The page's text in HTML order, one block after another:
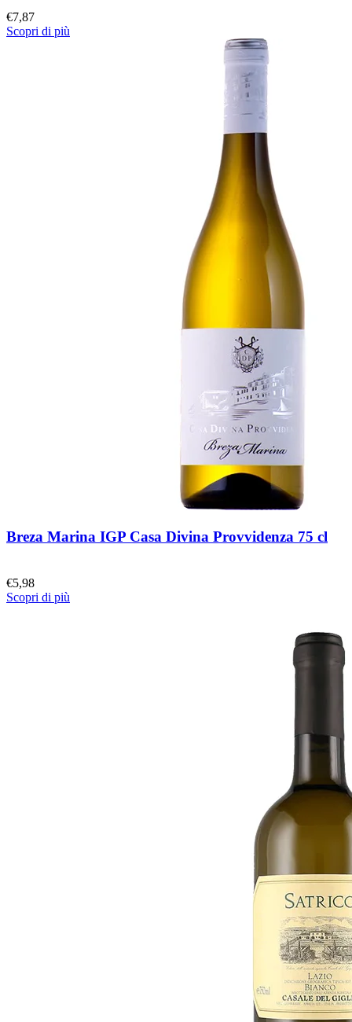
€7,87
Scopri di più
Breza Marina IGP Casa Divina Provvidenza 75 cl
€5,98
Scopri di più